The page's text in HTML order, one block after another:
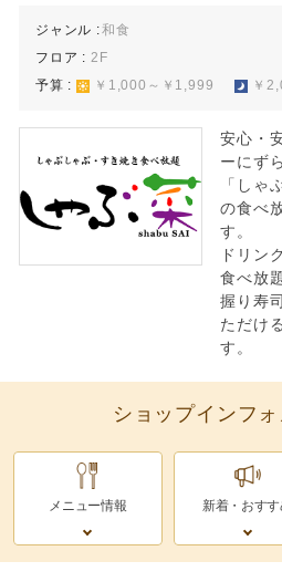
ジャンル :和食
フロア : 2F
予算 :
￥1,000～￥1,999 ￥
安心・
ーにず
「しゃ
の食べ
す。
ドリン
食べ放題
握り寿
ただけ
す。
ショップインフ
メニュー情報 新着・おすす